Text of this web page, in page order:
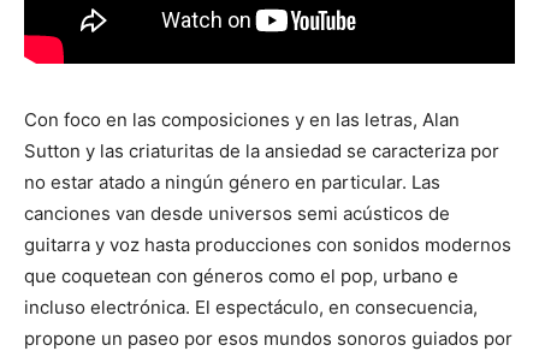
Con foco en las composiciones y en las letras, Alan
Sutton y las criaturitas de la ansiedad se caracteriza por
no estar atado a ningún género en particular. Las
canciones van desde universos semi acústicos de
guitarra y voz hasta producciones con sonidos modernos
que coquetean con géneros como el pop, urbano e
incluso electrónica. El espectáculo, en consecuencia,
propone un paseo por esos mundos sonoros guiados por